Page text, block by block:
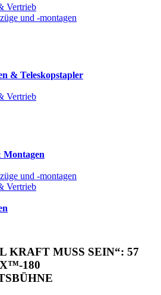
Vertrieb
und -montagen
& Teleskopstapler
Vertrieb
und -montagen
Vertrieb
KRAFT MUSS SEIN“: 57
180